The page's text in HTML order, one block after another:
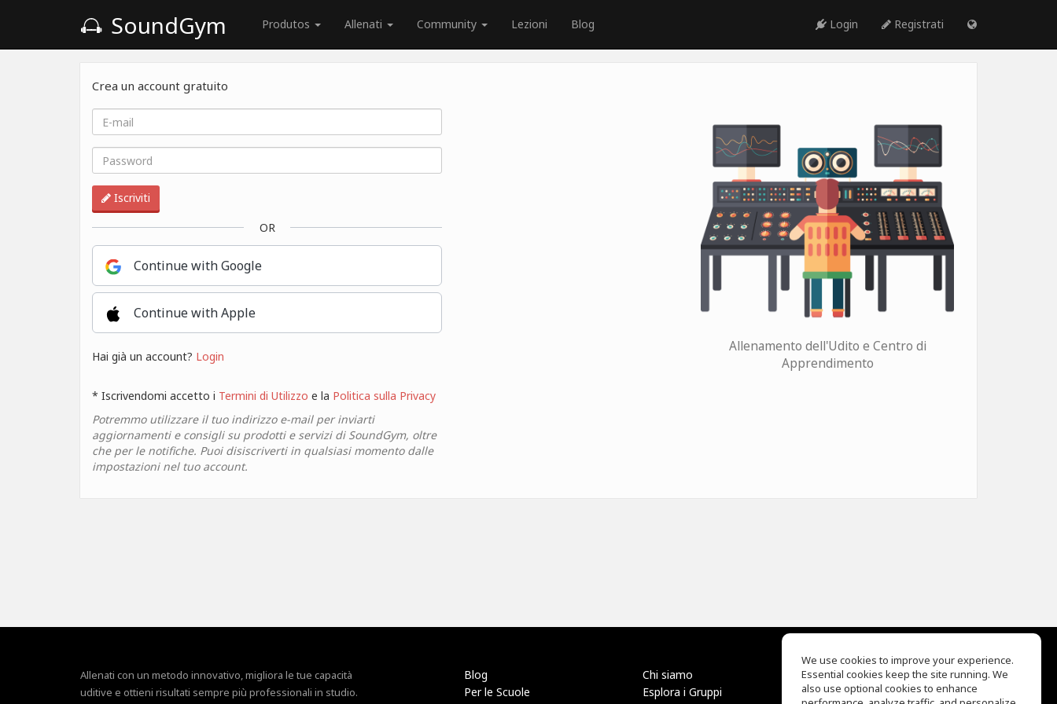
SoundGym Produtos Allenati Community Lezioni Blog Login Registrati
Crea un account gratuito
Iscriviti
OR
Continue with Google
Continue with Apple
Hai già un account? Login
* Iscrivendomi accetto i Termini di Utilizzo e la Politica sulla Privacy
Potremmo utilizzare il tuo indirizzo e-mail per inviarti
aggiornamenti e consigli su prodotti e servizi di SoundGym, oltre
che per le notifiche. Puoi disiscriverti in qualsiasi momento dalle
impostazioni nel tuo account.
Allenamento dell'Udito e Centro di
Apprendimento
Allenati con un metodo innovativo, migliora le tue capacità
uditive e ottieni risultati sempre più professionali in studio.
Blog
Per le Scuole
Chi siamo
Esplora i Gruppi
EQ Ear Training
Drum Machine
We use cookies to improve your experience.
Essential cookies keep the site running. We
also use optional cookies to enhance